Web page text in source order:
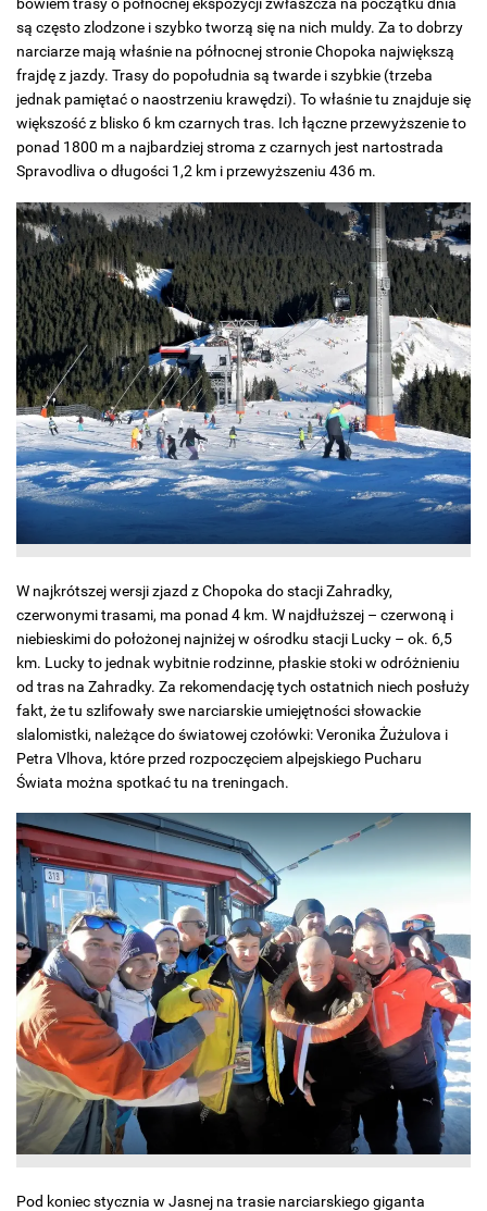
bowiem trasy o północnej ekspozycji zwłaszcza na początku dnia
są często zlodzone i szybko tworzą się na nich muldy. Za to dobrzy
narciarze mają właśnie na północnej stronie Chopoka największą
frajdę z jazdy. Trasy do popołudnia są twarde i szybkie (trzeba
jednak pamiętać o naostrzeniu krawędzi). To właśnie tu znajduje się
większość z blisko 6 km czarnych tras. Ich łączne przewyższenie to
ponad 1800 m a najbardziej stroma z czarnych jest nartostrada
Spravodliva o długości 1,2 km i przewyższeniu 436 m.
W najkrótszej wersji zjazd z Chopoka do stacji Zahradky,
czerwonymi trasami, ma ponad 4 km. W najdłuższej – czerwoną i
niebieskimi do położonej najniżej w ośrodku stacji Lucky – ok. 6,5
km. Lucky to jednak wybitnie rodzinne, płaskie stoki w odróżnieniu
od tras na Zahradky. Za rekomendację tych ostatnich niech posłuży
fakt, że tu szlifowały swe narciarskie umiejętności słowackie
slalomistki, należące do światowej czołówki: Veronika Żużulova i
Petra Vlhova, które przed rozpoczęciem alpejskiego Pucharu
Świata można spotkać tu na treningach.
Pod koniec stycznia w Jasnej na trasie narciarskiego giganta